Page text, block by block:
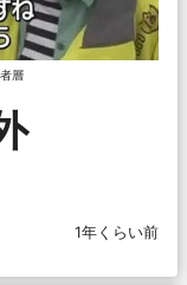
層
1年くらい前